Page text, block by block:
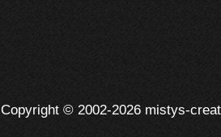
Copyright © 2002-2026 mistys-